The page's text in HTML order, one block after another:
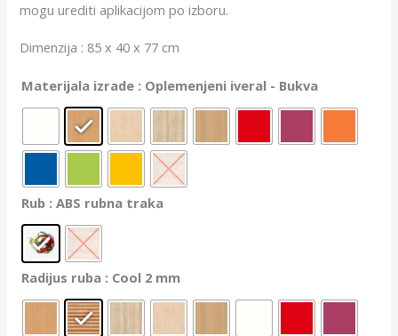
mogu urediti aplikacijom po izboru.
Dimenzija : 85 x 40 x 77 cm
Materijala izrade : Oplemenjeni iveral - Bukva
Rub : ABS rubna traka
Radijus ruba : Cool 2 mm